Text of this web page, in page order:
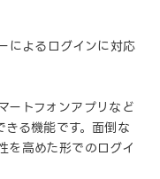
によるログインに対応
ートフォンアプリなど
る機能です。面倒な
を高めた形でのログイ